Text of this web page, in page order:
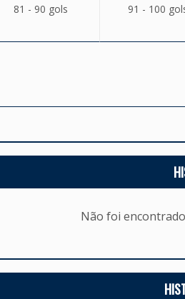
81 - 90 gols 91 - 100
Não foi